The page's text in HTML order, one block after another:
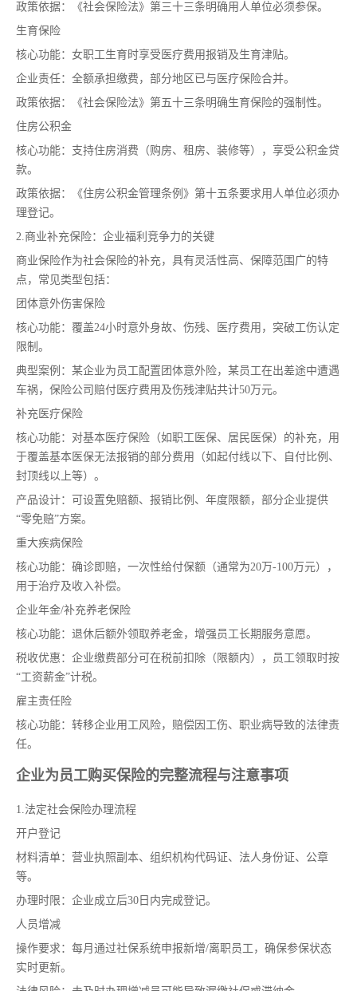
政策依据：《社会保险法》第三十三条明确用人单位必须参保。
生育保险
核心功能：女职工生育时享受医疗费用报销及生育津贴。
企业责任：全额承担缴费，部分地区已与医疗保险合并。
政策依据：《社会保险法》第五十三条明确生育保险的强制性。
住房公积金
核心功能：支持住房消费（购房、租房、装修等），享受公积金贷
款。
政策依据：《住房公积金管理条例》第十五条要求用人单位必须办
理登记。
2.商业补充保险：企业福利竞争力的关键
商业保险作为社会保险的补充，具有灵活性高、保障范围广的特
点，常见类型包括：
团体意外伤害保险
核心功能：覆盖24小时意外身故、伤残、医疗费用，突破工伤认定
限制。
典型案例：某企业为员工配置团体意外险，某员工在出差途中遭遇
车祸，保险公司赔付医疗费用及伤残津贴共计50万元。
补充医疗保险
核心功能：对基本医疗保险（如职工医保、居民医保）的补充，用
于覆盖基本医保无法报销的部分费用（如起付线以下、自付比例、
封顶线以上等）。
产品设计：可设置免赔额、报销比例、年度限额，部分企业提供
“零免赔”方案。
重大疾病保险
核心功能：确诊即赔，一次性给付保额（通常为20万-100万元），
用于治疗及收入补偿。
企业年金/补充养老保险
核心功能：退休后额外领取养老金，增强员工长期服务意愿。
税收优惠：企业缴费部分可在税前扣除（限额内），员工领取时按
“工资薪金”计税。
雇主责任险
核心功能：转移企业用工风险，赔偿因工伤、职业病导致的法律责
任。
企业为员工购买保险的完整流程与注意事项
1.法定社会保险办理流程
开户登记
材料清单：营业执照副本、组织机构代码证、法人身份证、公章
等。
办理时限：企业成立后30日内完成登记。
人员增减
操作要求：每月通过社保系统申报新增/离职员工，确保参保状态
实时更新。